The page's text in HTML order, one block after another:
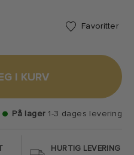
og er skabt med stor
omfatter maskinslibning og
der fremhæver glassets
Favoritter
I KURV
På lager 1-3 dages levering
HURTIG LEVERING